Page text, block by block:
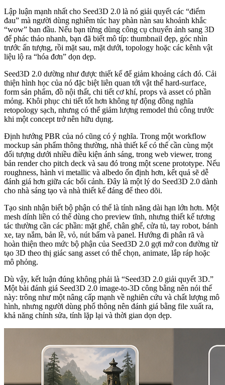
Lập luận mạnh nhất cho Seed3D 2.0 là nó giải quyết các “điểm
đau” mà người dùng nghiêm túc hay phàn nàn sau khoảnh khắc
“wow” ban đầu. Nếu bạn từng dùng công cụ chuyển ảnh sang 3D
để phác thảo nhanh, bạn đã biết mô típ: thumbnail đẹp, góc nhìn
trước ấn tượng, rồi mặt sau, mặt dưới, topology hoặc các kênh vật
liệu lộ ra “hóa đơn” dọn dẹp.
Seed3D 2.0 dường như được thiết kế để giảm khoảng cách đó. Cải
thiện hình học của nó đặc biệt liên quan tới vật thể hard-surface,
form sản phẩm, đồ nội thất, chi tiết cơ khí, props và asset có phần
mỏng. Khôi phục chi tiết tốt hơn không tự động đồng nghĩa
retopology sạch, nhưng có thể giảm lượng remodel thủ công trước
khi một concept trở nên hữu dụng.
Định hướng PBR của nó cũng có ý nghĩa. Trong một workflow
mockup sản phẩm thông thường, nhà thiết kế có thể cần cùng một
đối tượng dưới nhiều điều kiện ánh sáng, trong web viewer, trong
bản render cho pitch deck và sau đó trong một scene prototype. Nếu
roughness, hành vi metallic và albedo ổn định hơn, kết quả sẽ dễ
đánh giá hơn giữa các bối cảnh. Đây là một lý do Seed3D 2.0 dành
cho nhà sáng tạo và nhà thiết kế đáng để theo dõi.
Tạo sinh nhận biết bộ phận có thể là tính năng dài hạn lớn hơn. Một
mesh dính liền có thể dùng cho preview tĩnh, nhưng thiết kế tương
tác thường cần các phần: mặt ghế, chân ghế, cửa tủ, tay robot, bánh
xe, tay nắm, bản lề, vỏ, nút bấm và panel. Hướng đi phân rã và
hoàn thiện theo mức bộ phận của Seed3D 2.0 gợi mở con đường từ
tạo 3D theo thị giác sang asset có thể chọn, animate, lắp ráp hoặc
mô phỏng.
Dù vậy, kết luận đúng không phải là “Seed3D 2.0 giải quyết 3D.”
Một bài đánh giá Seed3D 2.0 image-to-3D công bằng nên nói thế
này: trông như một nâng cấp mạnh về nghiên cứu và chất lượng mô
hình, nhưng người dùng phổ thông nên đánh giá bằng file xuất ra,
khả năng chỉnh sửa, tính lặp lại và thời gian dọn dẹp.